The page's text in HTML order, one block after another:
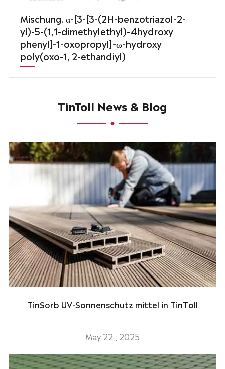
Mischung. α-[3-[3-(2H-benzotriazol-2-
yl)-5-(1,1-dimethylethyl)-4hydroxy
phenyl]-1-oxopropyl]-ω-hydroxy
poly(oxo-1, 2-ethandiyl)
TinToll News & Blog
TinSorb UV-Sonnenschutz mittel in TinToll
May 22 , 2025